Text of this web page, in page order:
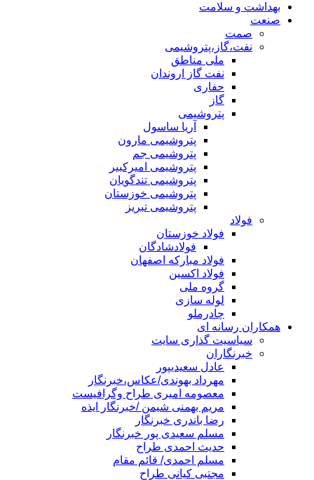
بهداشت و سلامت
صنعت
صمت
نفت،گاز،پتروشیمی
ملی مناطق
نفت گاز اروندان
حفاری
گاز
پتروشیمی
آریا ساسول
پتروشیمی مارون
پتروشیمی جم
پتروشیمی امیرکبیر
پتروشیمی تندگویان
پتروشیمی خوزستان
پتروشیمی تبریز
فولاد
فولاد خوزستان
فولادشادگان
فولاد مبارکه اصفهان
فولاد اکسین
گروه ملی
لوله سازی
چادرملو
همکاران رسانه ای
سیاسیت گذاری سایت
خبرنگاران
عادل سعیدیپور
مهرداد بهوندی/عکاس،خبرنگار
معصومه امیری طراح وگرافیست
مریم بهمنی شیمن /خبرنگار ایذه
رضا باندری خبرنگار
مسلم سعیدی پور خبرنگار
حدیث احمدی طراح
مسلم احمدی/ قائم مقام
مجتبی کیانی طراح